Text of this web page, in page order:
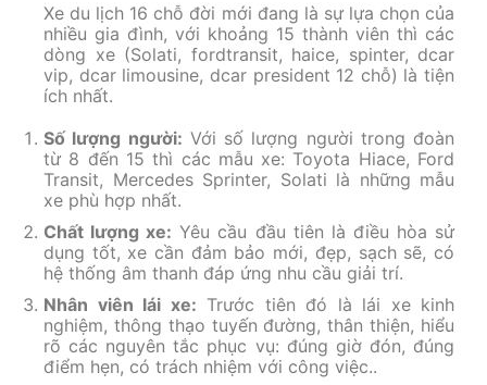
Xe du lịch 16 chỗ đời mới đang là sự lựa chọn của
nhiều gia đình, với khoảng 15 thành viên thì các
dòng xe (Solati, fordtransit, haice, spinter, dcar
vip, dcar limousine, dcar president 12 chỗ) là tiện
ích nhất.
Số lượng người: Với số lượng người trong đoàn
từ 8 đến 15 thì các mẫu xe: Toyota Hiace, Ford
Transit, Mercedes Sprinter, Solati là những mẫu
xe phù hợp nhất.
Chất lượng xe: Yêu cầu đầu tiên là điều hòa sử
dụng tốt, xe cần đảm bảo mới, đẹp, sạch sẽ, có
hệ thống âm thanh đáp ứng nhu cầu giải trí.
Nhân viên lái xe: Trước tiên đó là lái xe kinh
nghiệm, thông thạo tuyến đường, thân thiện, hiểu
rõ các nguyên tắc phục vụ: đúng giờ đón, đúng
điểm hẹn, có trách nhiệm với công việc..